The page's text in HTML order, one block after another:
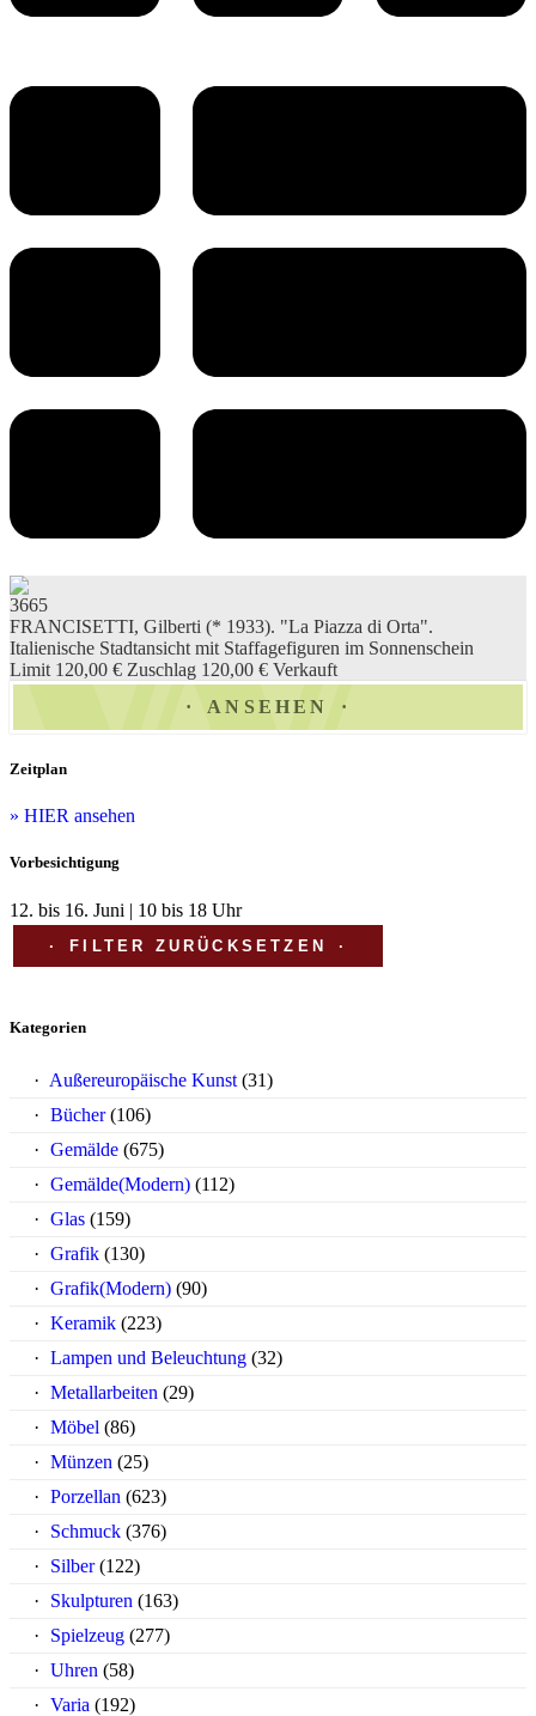
3665
FRANCISETTI, Gilberti (* 1933). "La Piazza di Orta".
Italienische Stadtansicht mit Staffagefiguren im Sonnenschein
Limit 120,00 € Zuschlag 120,00 € Verkauft
ANSEHEN
Zeitplan
» HIER ansehen
Vorbesichtigung
12. bis 16. Juni | 10 bis 18 Uhr
FILTER ZURÜCKSETZEN
Kategorien
Außereuropäische Kunst (31)
Bücher (106)
Gemälde (675)
Gemälde(Modern) (112)
Glas (159)
Grafik (130)
Grafik(Modern) (90)
Keramik (223)
Lampen und Beleuchtung (32)
Metallarbeiten (29)
Möbel (86)
Münzen (25)
Porzellan (623)
Schmuck (376)
Silber (122)
Skulpturen (163)
Spielzeug (277)
Uhren (58)
Varia (192)